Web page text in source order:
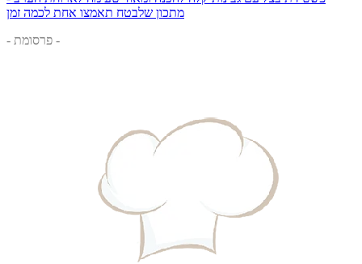
מתכון שלבטח תאמצו אחת לכמה זמן
- פרסומת -